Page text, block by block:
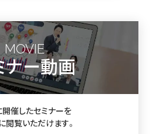
MOVIE
ナー動画
催したセミナーを
閲覧いただけます。